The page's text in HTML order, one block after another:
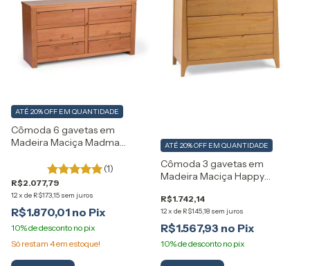
Cômoda 6 gavetas em
Madeira Maciça Madma
(1)
R$2.077,79
12x de R$173,15 sem juros
ATÉ 20% OFF EM QUANTIDADE
R$1.870,01
Só restam 4em estoque!
Cômoda 3 gavetas em
Madeira Maciça Happy
R$1.742,14
12x de R$145,18 sem juros
ATÉ 20% OFF EM QUANTIDADE
R$1.567,93